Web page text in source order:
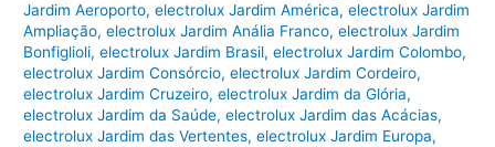
Jardim Aeroporto,electrolux Jardim América,electrolux Jardim
Ampliação,electrolux Jardim Anália Franco,electrolux Jardim
Bonfiglioli,electrolux Jardim Brasil,electrolux Jardim Colombo,
electrolux Jardim Consórcio,electrolux Jardim Cordeiro,
electrolux Jardim Cruzeiro,electrolux Jardim da Glória,
electrolux Jardim da Saúde,electrolux Jardim das Acácias,
electrolux Jardim das Vertentes,electrolux Jardim Europa,